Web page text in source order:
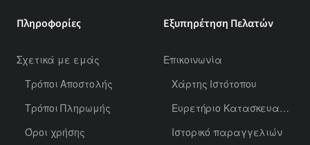
Πληροφορίες
Σχετικά με εμάς
Τρόποι Αποστολής
Τρόποι Πληρωμής
Όροι χρήσης
Εξυπηρέτηση Πελατών
Επικοινωνία
Χάρτης Ιστότοπου
Ευρετήριο Κατασκευαστών
Ιστορικό παραγγελιών